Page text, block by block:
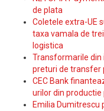
de plata
Coletele extra-UE
taxa vamala de
logistica
Transformarile din
preturi de transfer
CEC Bank
urilor din productie
Emilia Dumitrescu